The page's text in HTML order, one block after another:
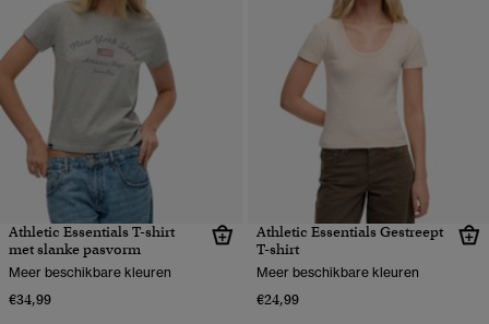
Athletic Essentials T-shirt
met slanke pasvorm
Meer beschikbare kleuren
€34,99
Athletic Essentials Gestreept
T-shirt
Meer beschikbare kleuren
€24,99